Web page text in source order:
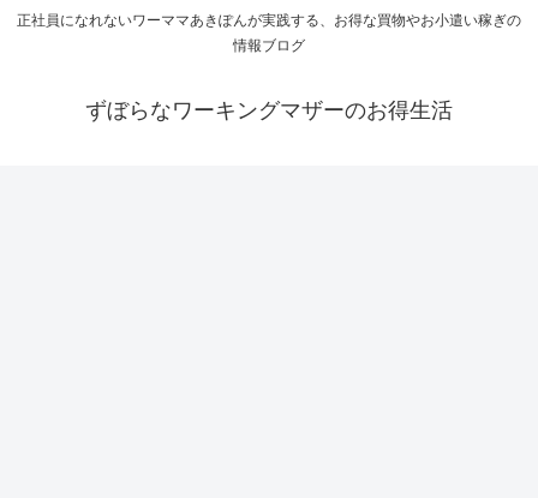
正社員になれないワーママあきぽんが実践する、お得な買物やお小遣い稼ぎの
情報ブログ
ずぼらなワーキングマザーのお得生活